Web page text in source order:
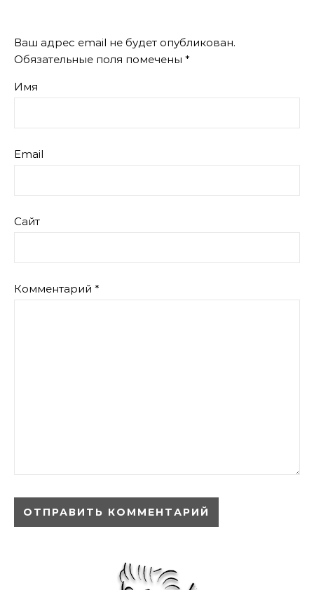
Ваш адрес email не будет опубликован.
Обязательные поля помечены *
Имя
Email
Сайт
Комментарий *